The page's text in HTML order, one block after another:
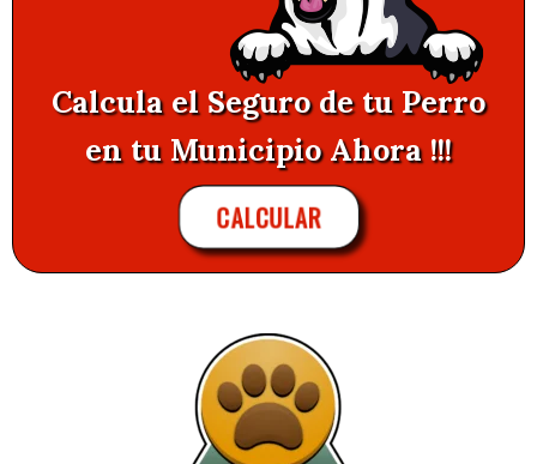
Calcula el Seguro de tu Perro
en tu Municipio Ahora !!!
CALCULAR